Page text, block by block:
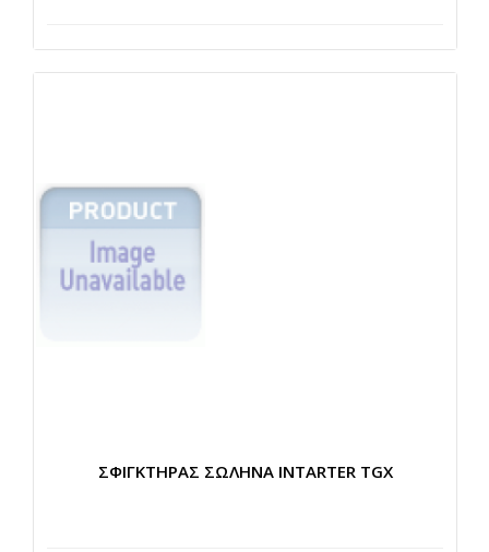
ΣΦΙΓΚΤΗΡΑΣ ΣΩΛΗΝΑ INTARTER TGX